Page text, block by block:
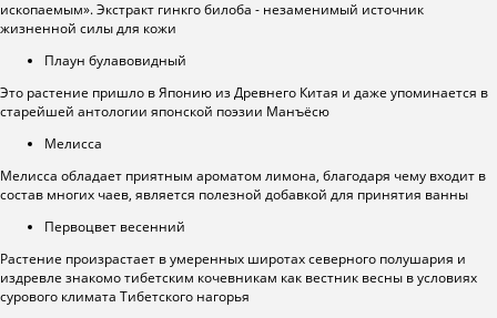
ископаемым». Экстракт гинкго билоба - незаменимый источник
жизненной силы для кожи
Плаун булавовидный
Это растение пришло в Японию из Древнего Китая и даже упоминается в
старейшей антологии японской поэзии Манъёсю
Мелисса
Мелисса обладает приятным ароматом лимона, благодаря чему входит в
состав многих чаев, является полезной добавкой для принятия ванны
Первоцвет весенний
Растение произрастает в умеренных широтах северного полушария и
издревле знакомо тибетским кочевникам как вестник весны в условиях
сурового климата Тибетского нагорья